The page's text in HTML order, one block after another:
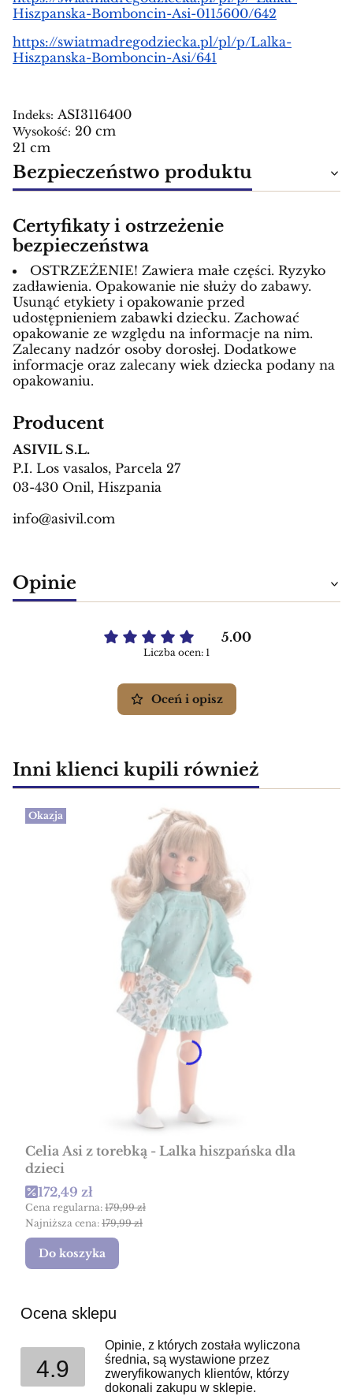
Hiszpanska-Bomboncin-Asi-0115600/642
https://swiatmadregodziecka.pl/pl/p/Lalka-
Hiszpanska-Bomboncin-Asi/641
Indeks: ASI3116400
Wysokość: 20 cm
21 cm
Bezpieczeństwo produktu
Certyfikaty i ostrzeżenie
bezpieczeństwa
OSTRZEŻENIE! Zawiera małe części. Ryzyko
zadławienia. Opakowanie nie służy do zabawy.
Usunąć etykiety i opakowanie przed
udostępnieniem zabawki dziecku. Zachować
opakowanie ze względu na informacje na nim.
Zalecany nadzór osoby dorosłej. Dodatkowe
informacje oraz zalecany wiek dziecka podany na
opakowaniu.
Producent
ASIVIL S.L.
P.I. Los vasalos, Parcela 27
03-430 Onil, Hiszpania
info@asivil.com
Opinie
5.00
Liczba ocen: 1
Oceń i opisz
Inni klienci kupili również
Okazja
Celia Asi z torebką - Lalka hiszpańska dla
dzieci
Cena promocyjna
172,49 zł
Cena regularna: 179,99 zł
Najniższa cena: 179,99 zł
Do koszyka
Ocena sklepu
4.9
Opinie, z których została wyliczona
średnia, są wystawione przez
zweryfikowanych klientów, którzy
dokonali zakupu w sklepie.